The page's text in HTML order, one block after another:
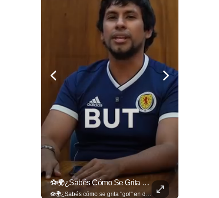
⚽🌍¿Sabés Cómo Se Grita "gol" En Distintos Rincones Del Mundo?
⚽🌍¿Sabés cómo se grita "gol" en distintos rincones del mundo? Descubrí cómo celebran la palabra más emocionante del fútbol en los países que disputan el Mundial 2026. Encuentra más en ➡️ eldiariodehoy.com #Deportes #Mundial2026